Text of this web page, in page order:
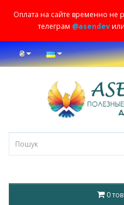
Оплата на сайте временно не
телеграм @asendevили
₴
0